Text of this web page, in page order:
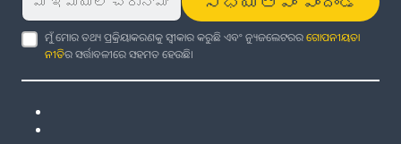
ମୁଁ ମୋର ତଥ୍ୟ ପ୍ରକ୍ରିୟାକରଣକୁ ସ୍ୱୀକାର କରୁଛି ଏବଂ ନ୍ୟୁଜଲେଟରରଗୋପନୀୟତା
ନୀତିର ସର୍ତ୍ତାବଳୀରେ ସହମତ ହେଉଛି।